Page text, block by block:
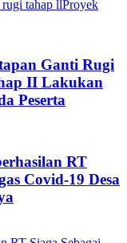
tahap llProyek
Ganti Rugi
II Lakukan
Peserta
RT
Covid-19 Desa